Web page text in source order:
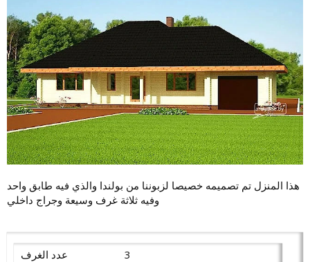
هذا المنزل تم تصميمه خصيصا لزبوننا من بولندا والذي فيه طابق واحد
وفيه ثلاثة غرف وسيعة وجراج داخلي
عدد الغرف
3